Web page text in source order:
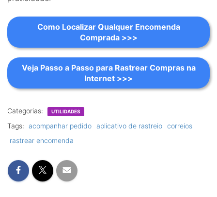
Como Localizar Qualquer Encomenda
Comprada >>>
Veja Passo a Passo para Rastrear Compras na
Internet >>>
Categorias: UTILIDADES
Tags: acompanhar pedido aplicativo de rastreio correios
rastrear encomenda